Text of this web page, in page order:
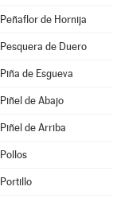
Peñaflor de Hornija
Pesquera de Duero
Piña de Esgueva
Piñel de Abajo
Piñel de Arriba
Pollos
Portillo